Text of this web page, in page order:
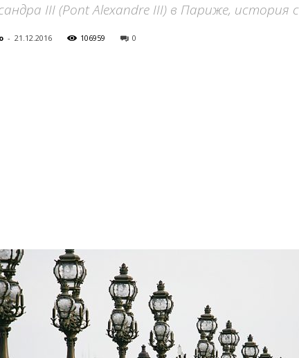
III (Pont Alexandre III) в Париже,
- 21.12.2016 106959 0